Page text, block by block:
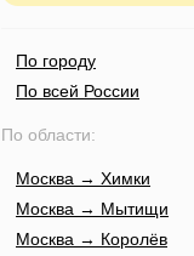
По городу
По всей России
По области:
Москва → Химки
Москва → Мытищи
Москва → Королёв